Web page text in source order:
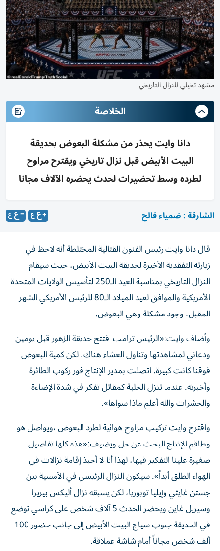
مشهد تخيلي للنزال التاريخي
الخلاصة
دانا وايت يحذر من مشكلة البعوض بحديقة
البيت الأبيض قبل نزال تاريخي ويقترح مراوح
لطرده وسط تحضيرات لحدث يحضره الآلاف مجانا
الشارقة : ضمياء فالح
قال دانا وايت رئيس الفنون القتالية المختلطة أنه لاحظ في
زيارته التفقدية الأخيرة لحديقة البيت الأبيض، حيث سيقام
النزال التاريخي بمناسبة العيد الـ250 لتأسيس الولايات المتحدة
الأمريكية والموافق لعيد الميلاد الـ80 للرئيس الأمريكي الشهر
المقبل، وجود مشكلة وهي البعوض.
وأضاف وايت:«الرئيس ترامب افتتح حديقة الزهور قبل يومين
ودعاني لمشاهدتها وتناول العشاء هناك، لكن كمية البعوض
فوقنا كانت كبيرة. اتصلت بمدير الإنتاج فور ركوب الطائرة
وأخبرته. عندما تنزل الحلبة كمقاتل تفكر في شدة الإضاءة
والحشرات والله أعلم ماذا سواها».
واقترح وايت تركيب مراوح هوائية لطرد البعوض ،ويواصل هو
وطاقم الإنتاج البحث عن حل ويضيف:«هذه كلها تفاصيل
صغيرة علينا التفكير فيها، لهذا أنا لا أحبذ إقامة نزالات في
الهواء الطلق أبداً». سيكون النزال الرئيسي في الأمسية بين
جستن غايثي وإيليا توبوريا، لكن يسبقه نزال أليكس بيريرا
وسيريل غاين ويحضر الحدث 5 آلاف شخص على كراسي توضع
في الحديقة جنوب سياج البيت الأبيض إلى جانب حضور 100
ألف شخص مجاناً أمام شاشة عملاقة.